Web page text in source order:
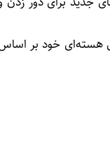
هسته‌ای خود بر